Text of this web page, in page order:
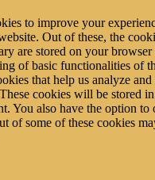
to improve your
Out of these, the
are stored on your browser
of basic functionalities of
that help us analyze
cookies will be stored
You also have the option to
of some of these cookies